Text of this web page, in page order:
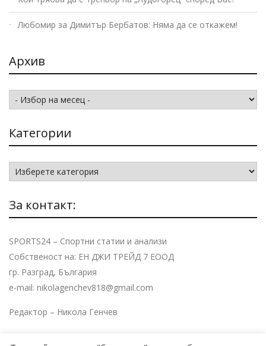
Любомир за Димитър Бербатов: Няма да се откажем!
Архив
Архив
Категории
Категории
За контакт:
SPORTS24 – Спортни статии и анализи
Собственост на: ЕН ДЖИ ТРЕЙД 7 ЕООД
гр. Разград, България
e-mail: nikolagenchev818@gmail.com
Редактор – Никола Генчев